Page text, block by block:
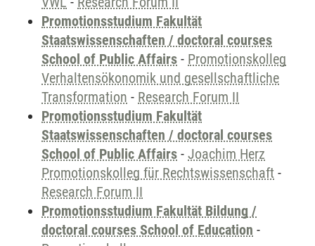
Promotionsstudium Fakultät
Staatswissenschaften / doctoral courses
School of Public Affairs - Promotionskolleg
Verhaltensökonomik und gesellschaftliche
Transformation - Research Forum II
Promotionsstudium Fakultät
Staatswissenschaften / doctoral courses
School of Public Affairs - Joachim Herz
Promotionskolleg für Rechtswissenschaft -
Research Forum II
Promotionsstudium Fakultät Bildung /
doctoral courses School of Education -